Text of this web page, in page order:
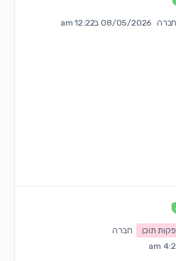
חברה 08/05/2026 ב12:22 am
תוכן
חברה